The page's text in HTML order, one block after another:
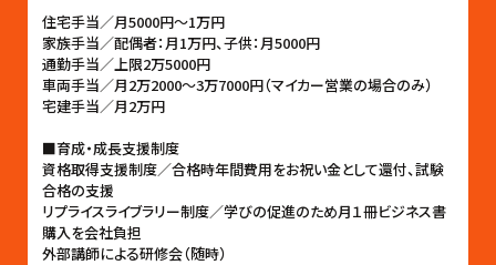
住宅手当／月5000円〜1万円
家族手当／配偶者：月1万円、子供：月5000円
通勤手当／上限2万5000円
車両手当／月2万2000〜3万7000円（マイカー営業の場合のみ）
宅建手当／月2万円
■育成・成長支援制度
資格取得支援制度／合格時年間費用をお祝い金として還付、試験
合格の支援
リプライスライブラリー制度／学びの促進のため月１冊ビジネス書
購入を会社負担
外部講師による研修会（随時）